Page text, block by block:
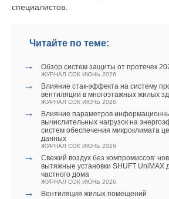
специалистов.
Читайте по теме:
→ Обзор систем защиты от протечек
ЖУРНАЛ СОК ИЮНЬ 2026
→
Влияние стак‑эффекта на систему
вентиляции в многоэтажных жилых
ЖУРНАЛ СОК ИЮНЬ 2026
→
Влияние параметров
вычислительных нагрузок на
систем обеспечения микроклимата
данных
ЖУРНАЛ СОК ИЮНЬ 2026
→
Свежий воздух без компромиссов:
вытяжные установки SHUFT UniMAX
частного дома
ЖУРНАЛ СОК ИЮНЬ 2026
→ Вентиляция жилых помещений
Отечественные алюминиевые
исследований НИИ сантехники
стойким к коррозии и высоким
алюминиево-кремниевый сплав с
98%.В технологии литья под давлением
содержанием алюминия не
Преимущественное применение
производства алюминиевых
обусловлено, на ряду со всеми
преимуществами, еще и не большими
организацию производства.
В Республике Татарстан сложилась